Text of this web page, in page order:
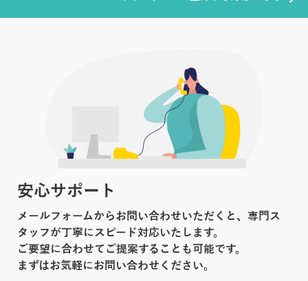
安心サポート
メールフォームからお問い合わせいただくと、専門ス
タッフが丁寧にスピード対応いたします。
ご要望に合わせてご提案することも可能です。
まずはお気軽にお問い合わせください。